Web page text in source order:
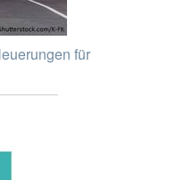
für